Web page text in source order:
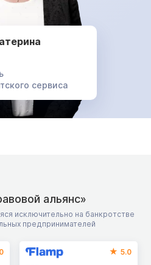
сервиса
альянс»
исключительно на банкротстве
предпринимателей
5.0